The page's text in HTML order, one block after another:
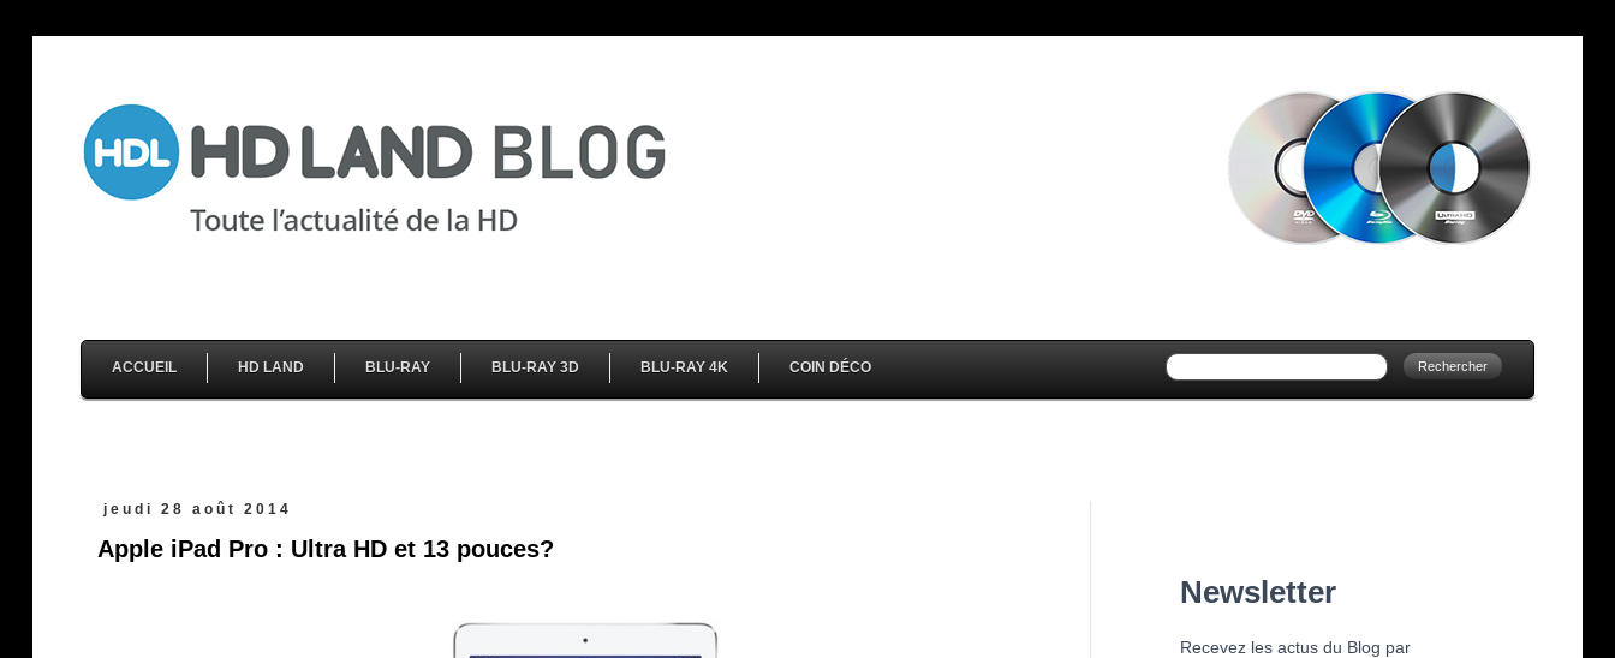
ACCUEIL HD LAND BLU-RAY BLU-RAY 3D BLU-RAY 4K COIN DÉCO
jeudi 28 août 2014
Apple iPad Pro : Ultra HD et 13 pouces?
Newsletter
Recevez les actus du Blog par